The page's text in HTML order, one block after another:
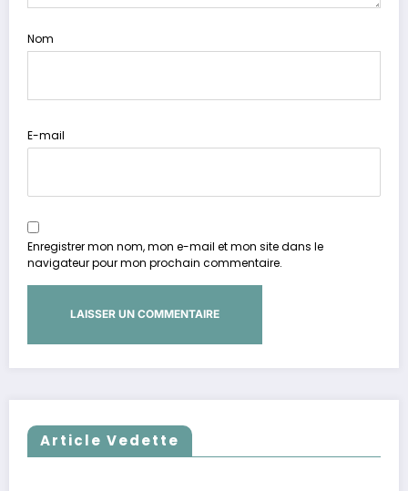
Nom
E-mail
Enregistrer mon nom, mon e-mail et mon site dans le
navigateur pour mon prochain commentaire.
Article Vedette